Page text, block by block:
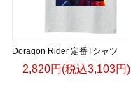
Doragon Rider 定番Tシャツ
2,820円(税込3,103円)